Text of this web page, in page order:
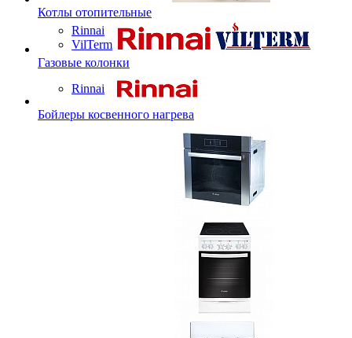
Котлы отопительные
Rinnai
VilTerm
Газовые колонки
Rinnai
Бойлеры косвенного нагрева